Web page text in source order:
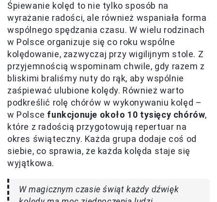
Śpiewanie kolęd to nie tylko sposób na
wyrażanie radości, ale również wspaniała forma
wspólnego spędzania czasu. W wielu rodzinach
w Polsce organizuje się co roku wspólne
kolędowanie, zazwyczaj przy wigilijnym stole. Z
przyjemnością wspominam chwile, gdy razem z
bliskimi braliśmy nuty do rąk, aby wspólnie
zaśpiewać ulubione kolędy. Również warto
podkreślić rolę chórów w wykonywaniu kolęd –
w Polsce funkcjonuje około 10 tysięcy chórów,
które z radością przygotowują repertuar na
okres świąteczny. Każda grupa dodaje coś od
siebie, co sprawia, że każda kolęda staje się
wyjątkowa.
W magicznym czasie świąt każdy dźwięk